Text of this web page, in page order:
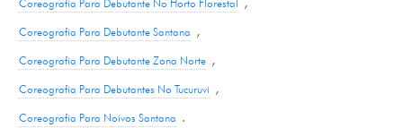
Coreografia Para Debutante No Horto Florestal
Coreografia Para Debutante Santana ,
Coreografia Para Debutante Zona Norte ,
Coreografia Para Debutantes No Tucuruvi ,
Coreografia Para Noivos Santana .